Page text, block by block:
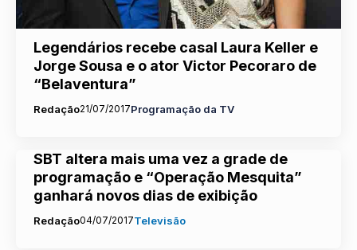
Legendários recebe casal Laura Keller e
Jorge Sousa e o ator Victor Pecoraro de
“Belaventura”
Redação21/07/2017Programação da TV
SBT altera mais uma vez a grade de
programação e “Operação Mesquita”
ganhará novos dias de exibição
Redação04/07/2017Televisão